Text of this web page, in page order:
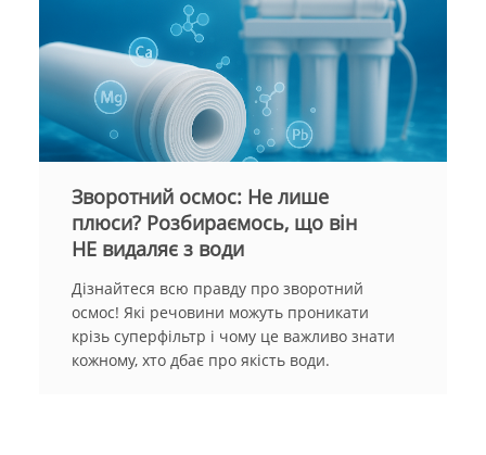
Зворотний осмос: Не лише
плюси? Розбираємось, що він
НЕ видаляє з води
Дізнайтеся всю правду про зворотний
осмос! Які речовини можуть проникати
крізь суперфільтр і чому це важливо знати
кожному, хто дбає про якість води.